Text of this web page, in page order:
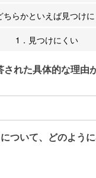
ちらかといえば見つけ
1．見つけにくい
れた具体的な理由
れた具体的な理由
ついて、どのよう